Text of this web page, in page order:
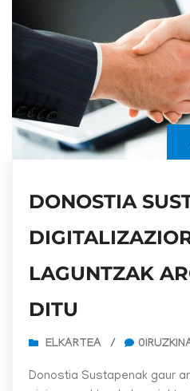
DONOSTIA
LAGUNTZAK
DITU
ELKARTEA /
Donostia Sustapenak gaur